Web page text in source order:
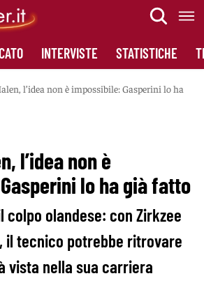
INTERVISTE STATISTICHE
l’idea non è impossibile: Gasperini lo ha
l’idea non è
lo ha già fatto
colpo olandese: con Zirkzee
il tecnico potrebbe ritrovare
vista nella sua carriera